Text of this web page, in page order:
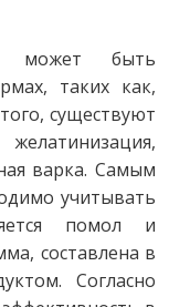
может быть
таких как,
существуют
варка. Самым
учитывать
помол и
составлена в
Согласно